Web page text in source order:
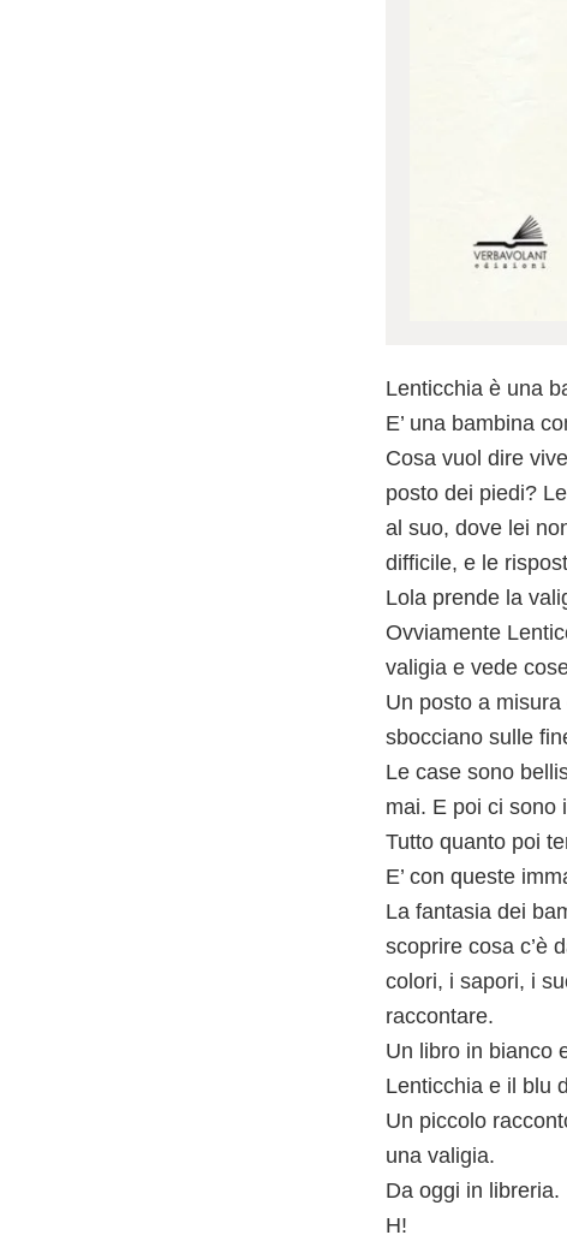
Lenticchia è una
E’ una bambina
Cosa vuol dire
posto dei piedi?
al suo, dove lei
difficile, e le
Lola prende la
Ovviamente
valigia e vede
Un posto a
sbocciano sulle
Le case sono
mai. E poi ci sono
Tutto quanto poi
E’ con queste
La fantasia dei
scoprire cosa c’è
colori, i sapori, i
raccontare.
Un libro in bianco
Lenticchia e il blu
Un piccolo
una valigia.
Da oggi in libreria.
H!